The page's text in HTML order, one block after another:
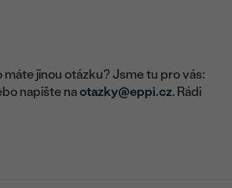
jinou otázku? Jsme tu pro vás:
napište naotazky@eppi.cz. Rádi